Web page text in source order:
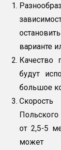
варианте
Качество
будут
большое
Польского
от 2,5-5
может